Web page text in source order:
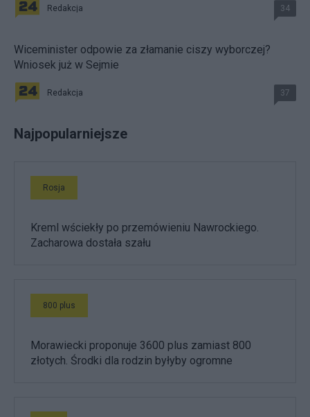
Redakcja 34
Wiceminister odpowie za złamanie ciszy wyborczej?
Wniosek już w Sejmie
Redakcja 37
Najpopularniejsze
Rosja
Kreml wściekły po przemówieniu Nawrockiego.
Zacharowa dostała szału
800 plus
Morawiecki proponuje 3600 plus zamiast 800
złotych. Środki dla rodzin byłyby ogromne